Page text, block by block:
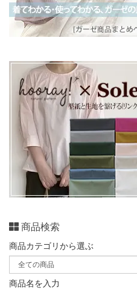
商品検索
商品カテゴリから選ぶ
商品名を入力